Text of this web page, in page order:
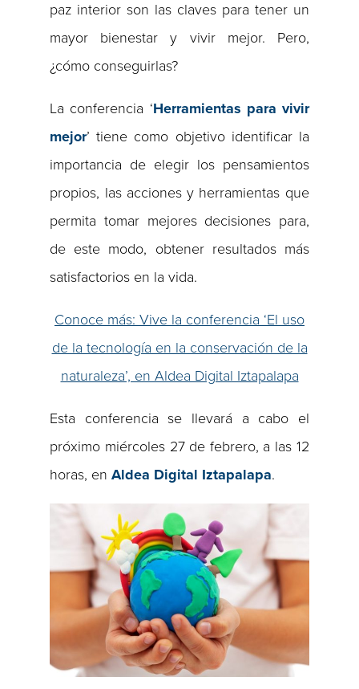
paz interior son las claves para tener un
mayor bienestar y vivir mejor. Pero,
¿cómo conseguirlas?
La conferencia ‘Herramientas para vivir
mejor’ tiene como objetivo identificar la
importancia de elegir los pensamientos
propios, las acciones y herramientas que
permita tomar mejores decisiones para,
de este modo, obtener resultados más
satisfactorios en la vida.
Conoce más: Vive la conferencia ‘El uso
de la tecnología en la conservación de la
naturaleza’, en Aldea Digital Iztapalapa
Esta conferencia se llevará a cabo el
próximo miércoles 27 de febrero, a las 12
horas, enAldea Digital Iztapalapa.